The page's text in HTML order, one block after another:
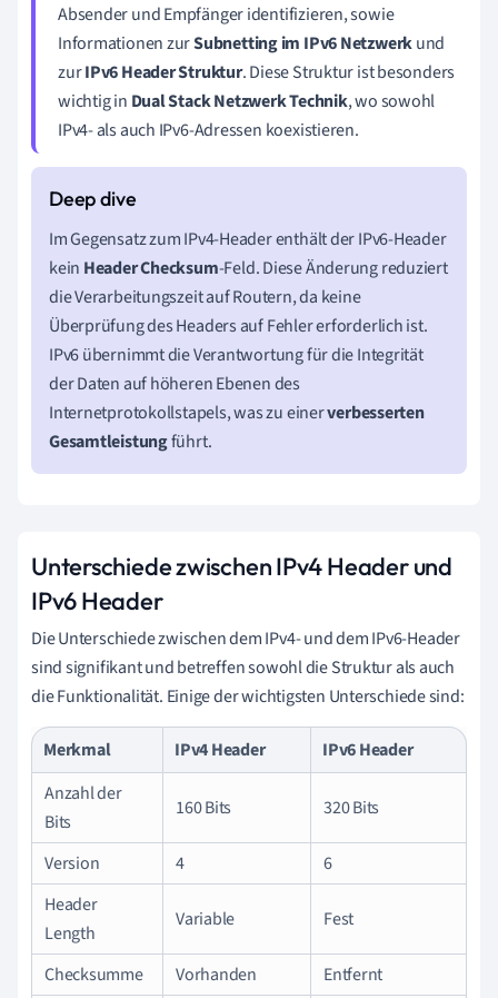
Absender und Empfänger identifizieren, sowie
Informationen zurSubnetting im IPv6 Netzwerkund
zurIPv6 Header Struktur. Diese Struktur ist besonders
wichtig in Dual Stack Netzwerk Technik, wo sowohl
IPv4- als auch IPv6-Adressen koexistieren.
Im Gegensatz zum IPv4-Header enthält der IPv6-Header
kein Header Checksum-Feld. Diese Änderung reduziert
die Verarbeitungszeit auf Routern, da keine
Überprüfung des Headers auf Fehler erforderlich ist.
IPv6 übernimmt die Verantwortung für die Integrität
der Daten auf höheren Ebenen des
Internetprotokollstapels, was zu einerverbesserten
Gesamtleistungführt.
Unterschiede zwischen IPv4 Header und
IPv6 Header
Die Unterschiede zwischen dem IPv4- und dem IPv6-Header
sind signifikant und betreffen sowohl die Struktur als auch
die Funktionalität. Einige der wichtigsten Unterschiede sind:
Merkmal IPv4 Header
IPv6 Header
Anzahl der
Bits
160 Bits 320 Bits
Version 4
6
Header
Length
Variable Fest
Checksumme Vorhanden Entfernt